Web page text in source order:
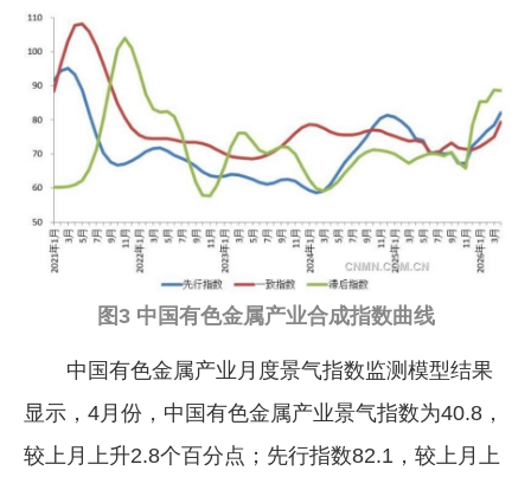
图3 中国有色金属产业合成指数曲线
中国有色金属产业月度景气指数监测模型结果
显示，4月份，中国有色金属产业景气指数为40.8，
较上月上升2.8个百分点；先行指数82.1，较上月上